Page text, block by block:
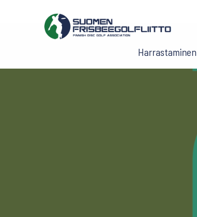
Harrastaminen